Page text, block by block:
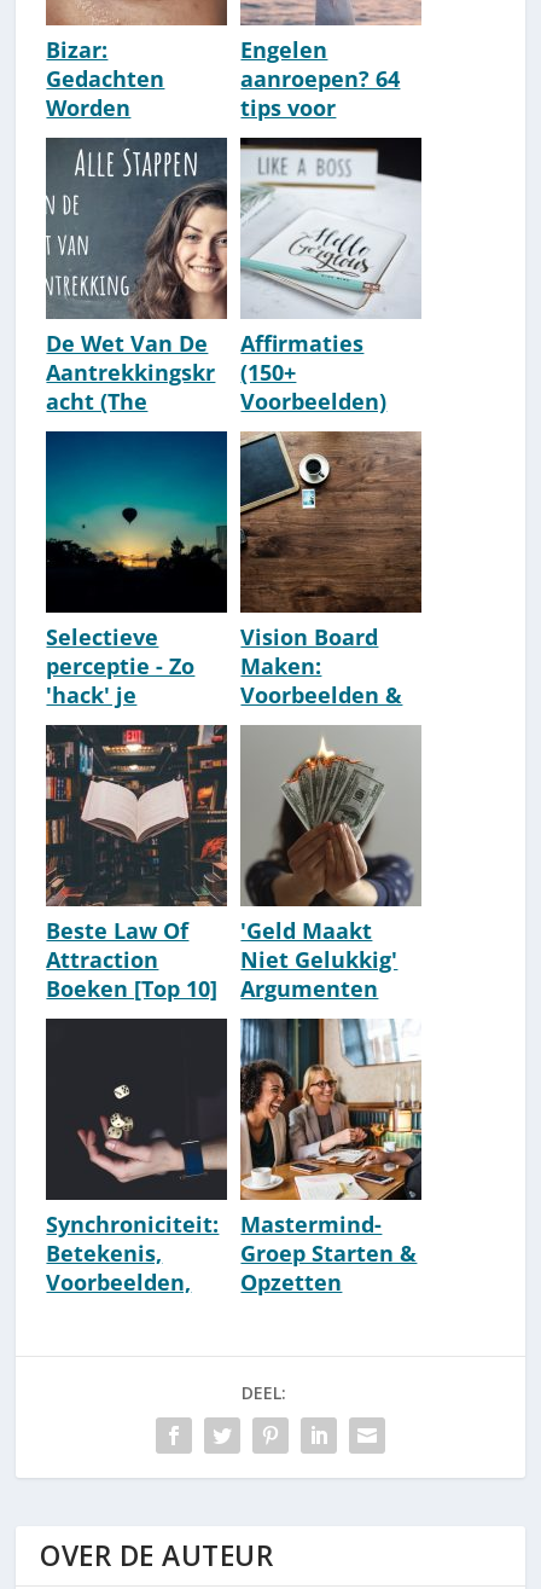
Bizar:
Gedachten
Worden
Werkelijkheid
[De Kracht Van
Gedachten]
Engelen
aanroepen? 64
tips voor
contact met
engelen &
gidsen
De Wet Van De
Aantrekkingskr
acht (The
Secret) In 63
Oefeningen
Affirmaties
(150+
Voorbeelden)
Zeg ze zo: meer
effect [Tips &
Oefeningen]
Selectieve
perceptie - Zo
'hack' je
selectieve
waarneming
voor resultaten!
Vision Board
Maken:
Voorbeelden &
Tips
[Stappenplan]
[Moodboard]
Beste Law Of
Attraction
Boeken [Top 10]
[The Secret]
'Geld Maakt
Niet Gelukkig'
Argumenten
Voor & Tegen
[Schokkend]
Synchroniciteit:
Betekenis,
Voorbeelden,
Mastermind-
Groep Starten &
Opzetten
DEEL:
OVER DE AUTEUR